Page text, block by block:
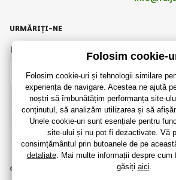
Romanian
URMĂRIȚI-NE
Instagram
© 2018 - 2026 RaiJucării.ro, Toate drepturile